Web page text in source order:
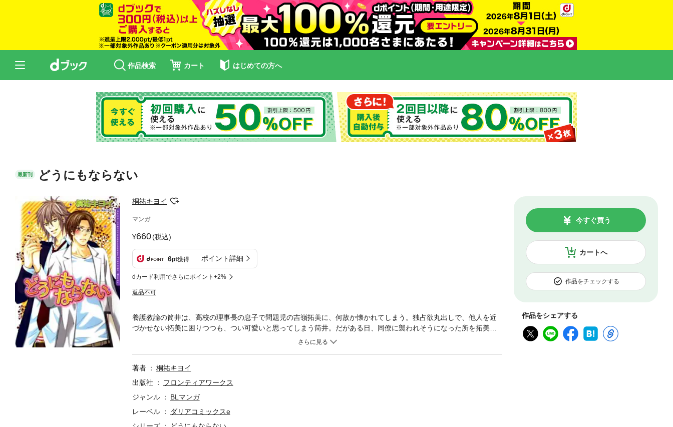
作品検索 カート はじめての方へ
最新刊 どうにもならない
桐祐キヨイ
マンガ
660(税込)
6pt獲得 ポイント詳細
dカード利用でさらにポイント+2%
返品不可
カートへ
今すぐ買う
作品をチェックする
作品をシェアする
養護教諭の筒井は、高校の理事長の息子で問題児の吉嶺拓美に、何故か懐かれてしまう。独占欲丸出しで、他人を近
づかせない拓美に困りつつも、つい可愛いと思ってしまう筒井。だがある日、同僚に襲われそうになった所を拓美に
助けられた筒井は、今度は嫉妬で怒った拓美に保健室でＨなことをされてしまい…！？息子超溺愛の理事長＆ドＳな
著者
桐祐キヨイ
出版社
フロンティアワークス
ジャンル
BLマンガ
レーベル
ダリアコミックスe